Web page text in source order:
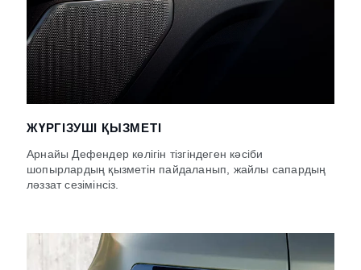
ЖҮРГІЗУШІ ҚЫЗМЕТІ
Арнайы Дефендер көлігін тізгіндеген кәсіби
шопырлардың қызметін пайдаланып, жайлы сапардың
ләззат сезімінсіз.